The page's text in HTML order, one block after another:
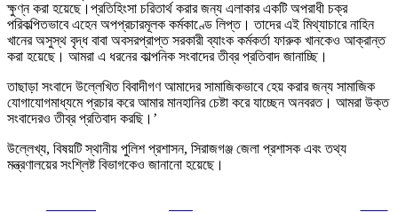
ক্ষুণ্ন করা হয়েছে।প্রতিহিংসা চরিতার্থ করার জন্য এলাকার একটি অপরাধী চক্র
পরিকল্পিতভাবে এহেন অপপ্রচারমূলক কর্মকাণ্ডে লিপ্ত। তাদের এই মিথ্যাচারে নাহিন
খানের অসুস্থ বৃদ্ধ বাবা অবসরপ্রাপ্ত সরকারী ব্যাংক কর্মকর্তা ফারুক খানকেও আক্রান্ত
করা হয়েছে। আমরা এ ধরনের কাল্পনিক সংবাদের তীব্র প্রতিবাদ জানাচ্ছি।
তাছাড়া সংবাদে উল্লেখিত বিবাদীগণ আমাদের সামাজিকভাবে হেয় করার জন্য সামাজিক
যোগাযোগমাধ্যমে প্রচার করে আমার মানহানির চেষ্টা করে যাচ্ছেন অনবরত। আমরা উক্ত
সংবাদেরও তীব্র প্রতিবাদ করছি।’
উল্লেখ্য, বিষয়টি স্থানীয় পুলিশ প্রশাসন, সিরাজগঞ্জ জেলা প্রশাসক এবং তথ্য
মন্ত্রণালয়ের সংশ্লিষ্ট বিভাগকেও জানানো হয়েছে।